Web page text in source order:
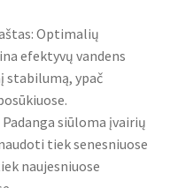
Optimalių
efektyvų vandens
stabilumą, ypač
siūloma įvairių
tiek senesniuose
naujesniuose